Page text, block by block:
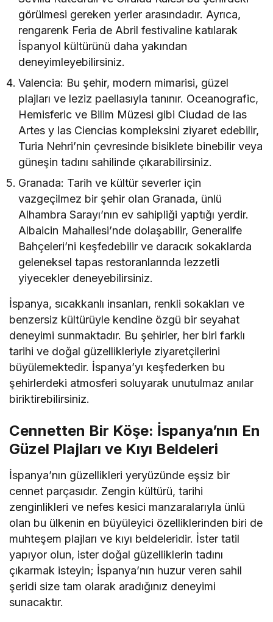
görülmesi gereken yerler arasındadır. Ayrıca,
rengarenk Feria de Abril festivaline katılarak
İspanyol kültürünü daha yakından
deneyimleyebilirsiniz.
Valencia: Bu şehir, modern mimarisi, güzel
plajları ve leziz paellasıyla tanınır. Oceanografic,
Hemisferic ve Bilim Müzesi gibi Ciudad de las
Artes y las Ciencias kompleksini ziyaret edebilir,
Turia Nehri’nin çevresinde bisiklete binebilir veya
güneşin tadını sahilinde çıkarabilirsiniz.
Granada: Tarih ve kültür severler için
vazgeçilmez bir şehir olan Granada, ünlü
Alhambra Sarayı’nın ev sahipliği yaptığı yerdir.
Albaicin Mahallesi’nde dolaşabilir, Generalife
Bahçeleri’ni keşfedebilir ve daracık sokaklarda
geleneksel tapas restoranlarında lezzetli
yiyecekler deneyebilirsiniz.
İspanya, sıcakkanlı insanları, renkli sokakları ve
benzersiz kültürüyle kendine özgü bir seyahat
deneyimi sunmaktadır. Bu şehirler, her biri farklı
tarihi ve doğal güzellikleriyle ziyaretçilerini
büyülemektedir. İspanya’yı keşfederken bu
şehirlerdeki atmosferi soluyarak unutulmaz anılar
biriktirebilirsiniz.
Cennetten Bir Köşe: İspanya’nın En
Güzel Plajları ve Kıyı Beldeleri
İspanya’nın güzellikleri yeryüzünde eşsiz bir
cennet parçasıdır. Zengin kültürü, tarihi
zenginlikleri ve nefes kesici manzaralarıyla ünlü
olan bu ülkenin en büyüleyici özelliklerinden biri de
muhteşem plajları ve kıyı beldeleridir. İster tatil
yapıyor olun, ister doğal güzelliklerin tadını
çıkarmak isteyin; İspanya’nın huzur veren sahil
şeridi size tam olarak aradığınız deneyimi
sunacaktır.